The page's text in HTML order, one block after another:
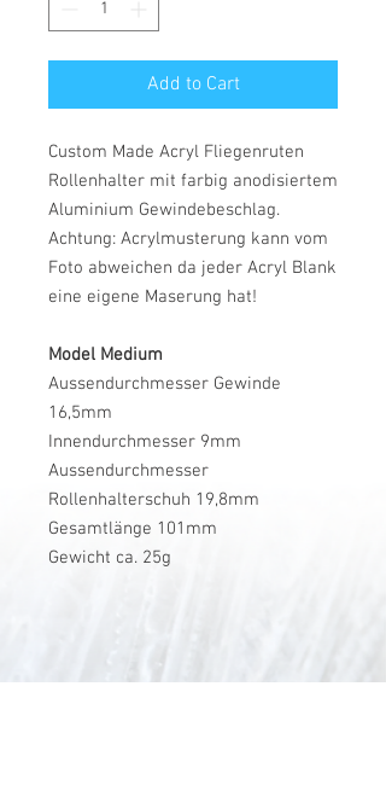
Add to Cart
Custom Made Acryl Fliegenruten
Rollenhalter mit farbig anodisiertem
Aluminium Gewindebeschlag.
Achtung: Acrylmusterung kann vom
Foto abweichen da jeder Acryl Blank
eine eigene Maserung hat!
Model Medium
Aussendurchmesser Gewinde
16,5mm
Innendurchmesser 9mm
Aussendurchmesser
Rollenhalterschuh 19,8mm
Gesamtlänge 101mm
Gewicht ca. 25g